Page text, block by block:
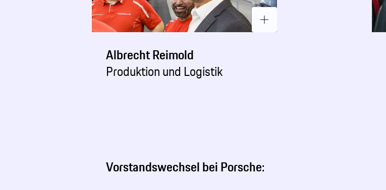
Albrecht Reimold
Produktion und Logistik
Vorstandswechsel bei Porsche: